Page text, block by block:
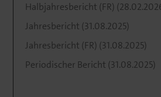
Halbjahresbericht (FR)
Jahresbericht (31.08.2025)
Jahresbericht (FR) (31.08.2025)
Periodischer Bericht (31.08.2025)